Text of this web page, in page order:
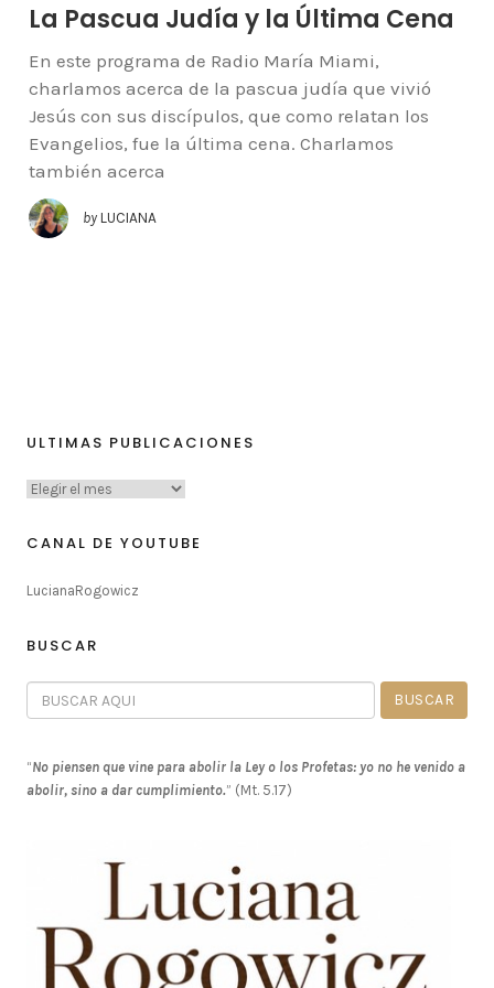
La Pascua Judía y la Última Cena
En este programa de Radio María Miami,
charlamos acerca de la pascua judía que vivió
Jesús con sus discípulos, que como relatan los
Evangelios, fue la última cena. Charlamos
también acerca
by LUCIANA
ULTIMAS PUBLICACIONES
CANAL DE YOUTUBE
LucianaRogowicz
BUSCAR
“No piensen que vine para abolir la Ley o los Profetas: yo no he venido a
abolir, sino a dar cumplimiento.” (Mt. 5.17)